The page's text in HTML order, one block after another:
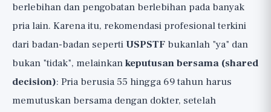
berlebihan dan pengobatan berlebihan pada banyak
pria lain. Karena itu, rekomendasi profesional terkini
dari badan-badan sepertiUSPSTF bukanlah "ya" dan
bukan "tidak", melainkankeputusan bersama (shared
decision): Pria berusia 55 hingga 69 tahun harus
memutuskan bersama dengan dokter, setelah